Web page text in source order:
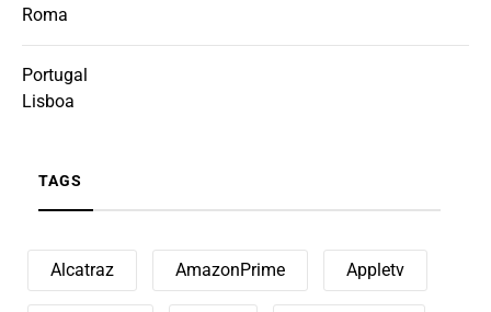
Roma
Portugal
Lisboa
TAGS
Alcatraz AmazonPrime Appletv